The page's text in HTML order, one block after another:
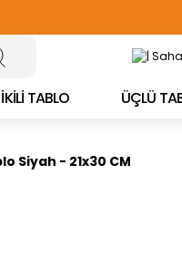
İKİLİ TABLO ÜÇLÜ
Siyah - 21x30 CM